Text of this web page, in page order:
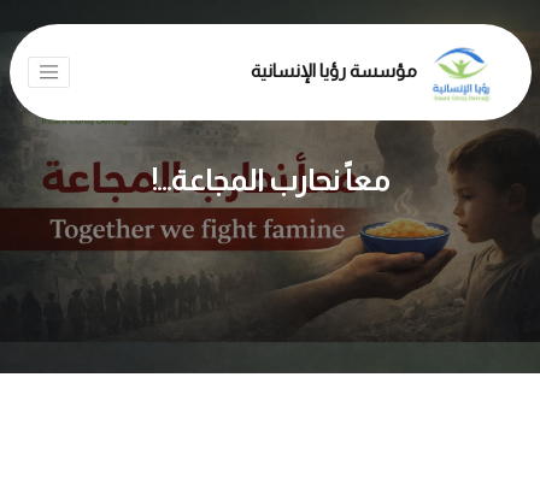
مؤسسة رؤيا الإنسانية
معاً نحارب المجاعة...!